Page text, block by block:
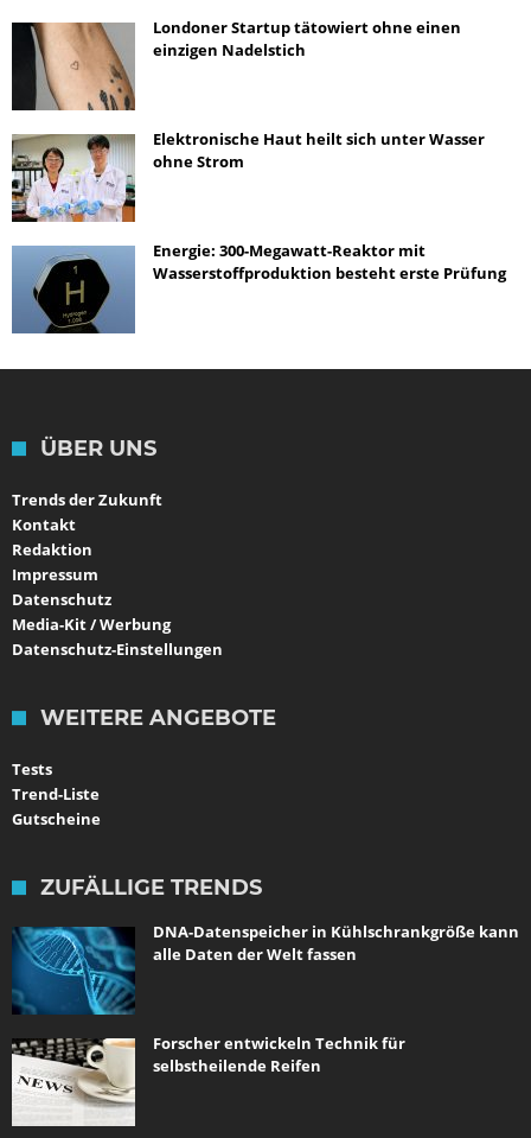
Londoner Startup tätowiert ohne einen
einzigen Nadelstich
Elektronische Haut heilt sich unter Wasser
ohne Strom
Energie: 300-Megawatt-Reaktor mit
Wasserstoffproduktion besteht erste Prüfung
ÜBER UNS
Trends der Zukunft
Kontakt
Redaktion
Impressum
Datenschutz
Media-Kit / Werbung
Datenschutz-Einstellungen
WEITERE ANGEBOTE
Tests
Trend-Liste
Gutscheine
ZUFÄLLIGE TRENDS
DNA-Datenspeicher in Kühlschrankgröße kann
alle Daten der Welt fassen
Forscher entwickeln Technik für
selbstheilende Reifen